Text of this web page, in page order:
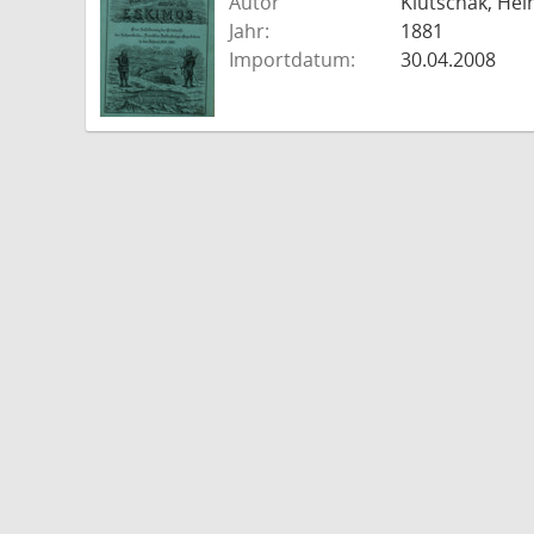
Jahr:
1881
Importdatum:
30.04.2008